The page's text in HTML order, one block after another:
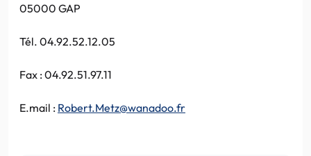
05000 GAP
Tél. 04.92.52.12.05
Fax : 04.92.51.97.11
E.mail : Robert.Metz@wanadoo.fr